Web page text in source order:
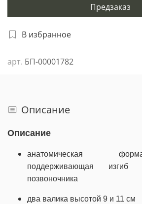
В избранное
арт. БП-00001782
Предзаказ
Описание
Описание
анатомическая
поддерживающая изгиб
позвоночника
два валика высотой 9 и 11 см